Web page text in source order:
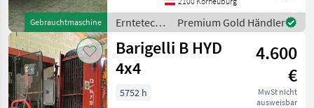
Gebrauchtmaschine
Deichsellenkung: Ja;
Lenkautomatik: Ja; Bunker
bzw. Überladebunker: Ja;
Baua
Erntetechnik
Ackerbau /
Barigelli
Premium Gold Händler
Barigelli B HYD
4x4
4.600
€
MwSt nicht
ausweisbar
5752 h